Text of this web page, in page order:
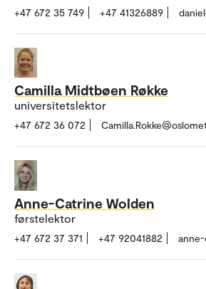
+47 672 35 749 +47 41326889
Camilla Midtbøen Røkke
universitetslektor
+47 672 36 072
Anne-Catrine Wolden
førstelektor
+47 672 37 371 +47 92041882